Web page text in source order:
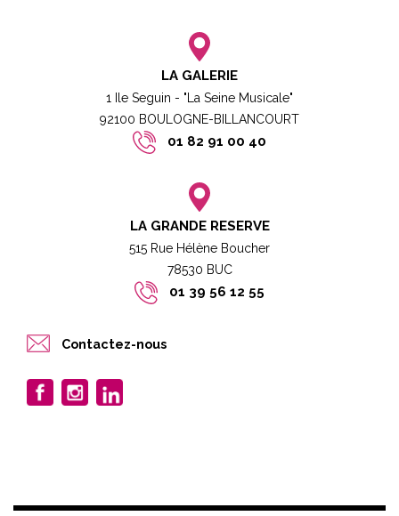
LA GALERIE
1 Ile Seguin - "La Seine Musicale"
92100 BOULOGNE-BILLANCOURT​
01 82 91 00 40
LA GRANDE RESERVE
515 Rue Hélène Boucher
78530 BUC​​
01 39 56 12 55
Contactez-nous